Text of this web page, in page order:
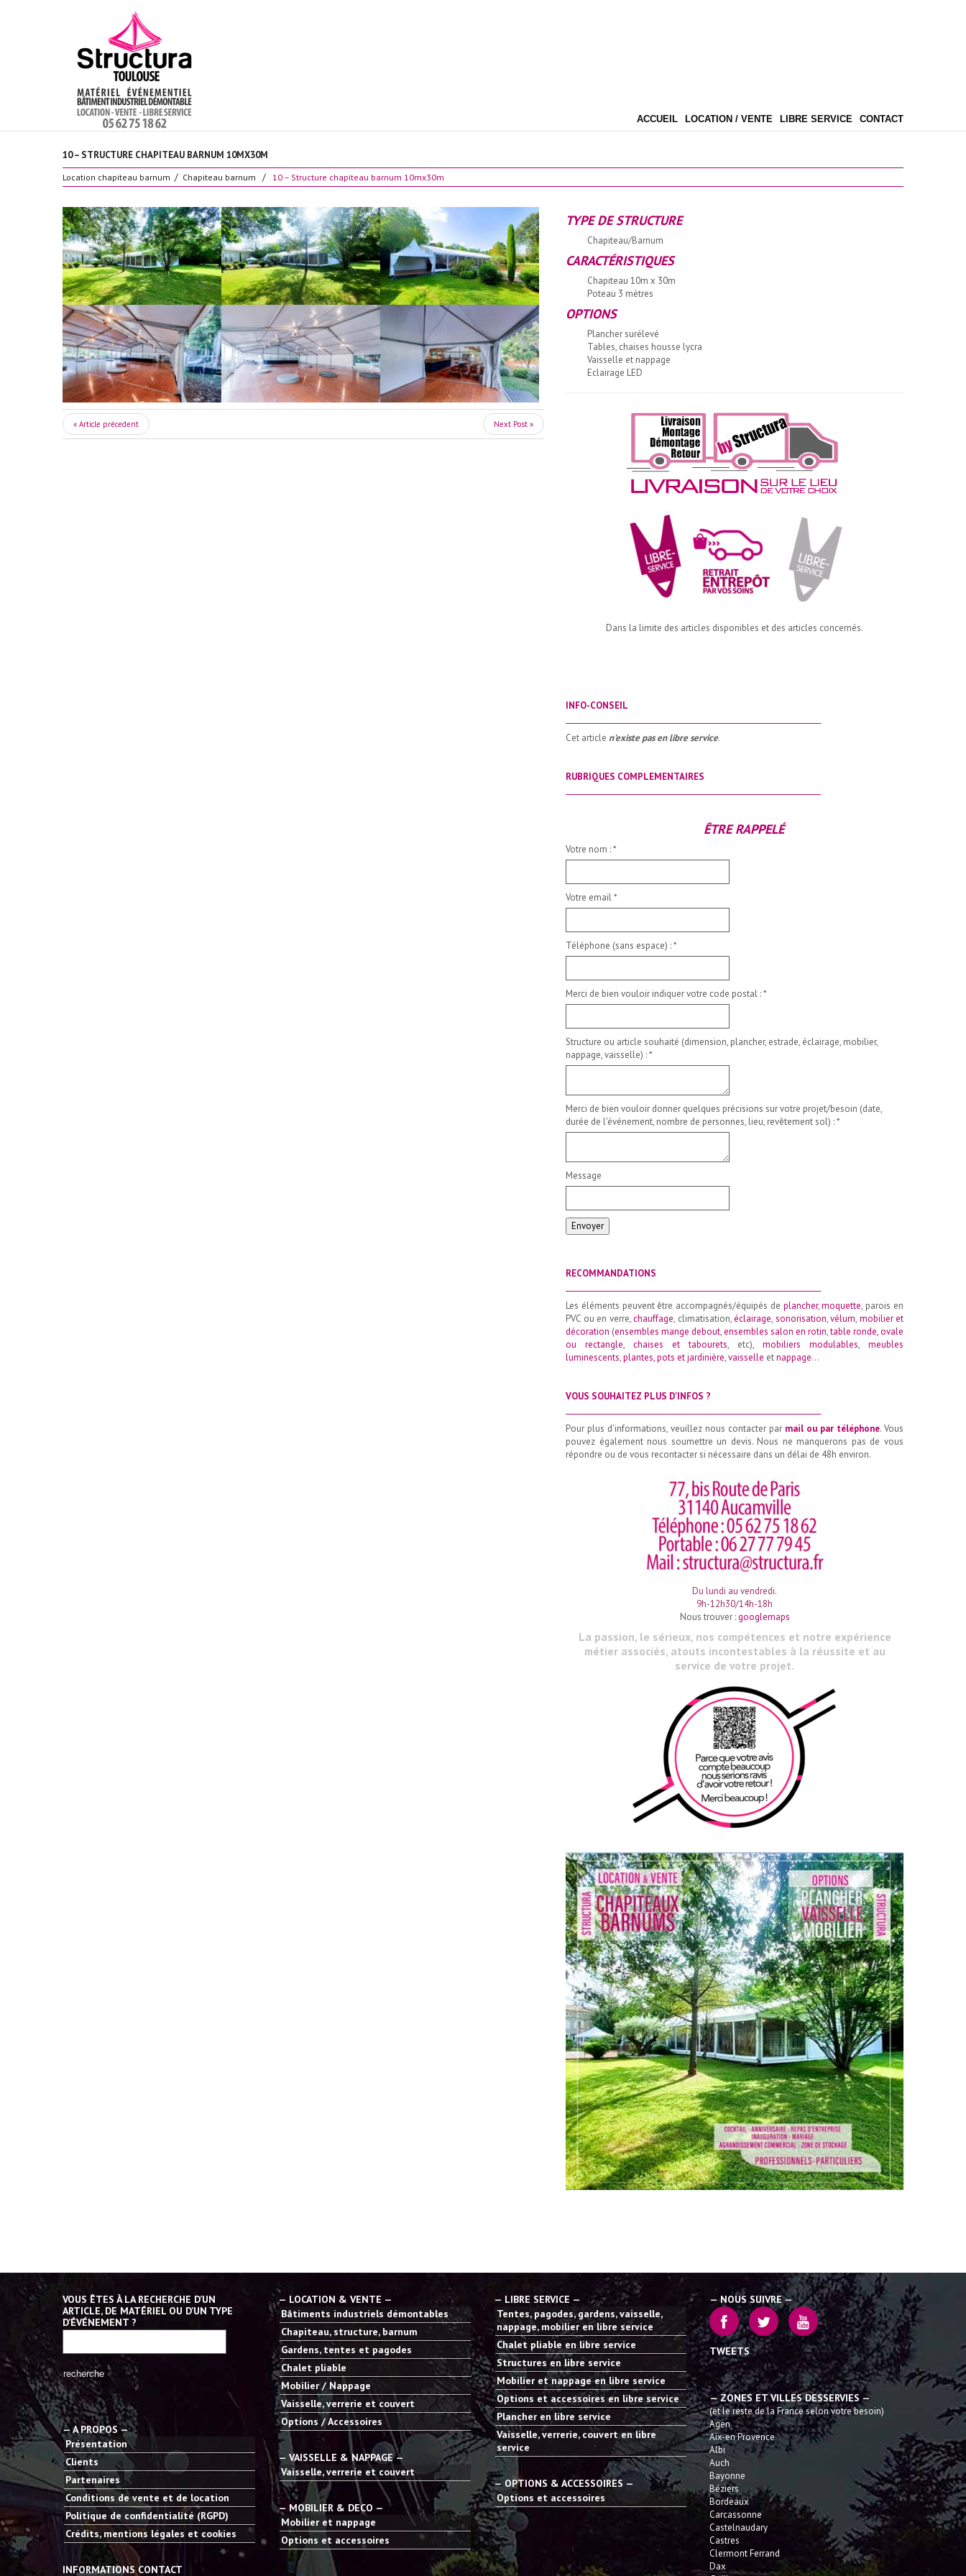
ACCUEIL LOCATION / VENTE LIBRE SERVICE CONTACT
10 – STRUCTURE CHAPITEAU BARNUM 10MX30M
Location chapiteau barnum Chapiteau barnum 10 – Structure chapiteau barnum 10mx30m
« Article précedent Next Post »
TYPE DE STRUCTURE
Chapiteau/Barnum
CARACTÉRISTIQUES
Chapiteau 10m x 30m
Poteau 3 mètres
OPTIONS
Plancher surélevé
Tables, chaises housse lycra
Vaisselle et nappage
Eclairage LED
Dans la limite des articles disponibles et des articles concernés.
INFO-CONSEIL
Cet article n'existe pas en libre service.
RUBRIQUES COMPLEMENTAIRES
ÊTRE RAPPELÉ
Votre nom :*
Votre email*
Téléphone (sans espace) :*
Merci de bien vouloir indiquer votre code postal :*
Structure ou article souhaité (dimension, plancher, estrade, éclairage, mobilier,
nappage, vaisselle) :*
Merci de bien vouloir donner quelques précisions sur votre projet/besoin (date,
durée de l'événement, nombre de personnes, lieu, revêtement sol) :*
Message
Envoyer
RECOMMANDATIONS
Les éléments peuvent être accompagnés/équipés de plancher,moquette, parois en
PVC ou en verre,chauffage, climatisation,éclairage, sonorisation,vélum, mobilier et
décoration (ensembles mange debout,ensembles salon en rotin,table ronde,ovale
ou rectangle, chaises et tabourets, etc), mobiliers modulables, meubles
luminescents,plantes, pots et jardinière,vaisselle etnappage…
VOUS SOUHAITEZ PLUS D'INFOS ?
Pour plus d'informations, veuillez nous contacter par mail ou par téléphone. Vous
pouvez également nous soumettre un devis. Nous ne manquerons pas de vous
répondre ou de vous recontacter si nécessaire dans un délai de 48h environ.
Du lundi au vendredi.
9h-12h30/14h-18h
Nous trouver :googlemaps
La passion, le sérieux, nos compétences et notre expérience
métier associés, atouts incontestables à la réussite et au
service de votre projet.
VOUS ÊTES À LA RECHERCHE D’UN
ARTICLE, DE MATÉRIEL OU D’UN TYPE
D’ÉVÉNEMENT ?
— A PROPOS —
Présentation
Clients
Partenaires
Conditions de vente et de location
Politique de confidentialité (RGPD)
Crédits, mentions légales et cookies
INFORMATIONS CONTACT
— LOCATION & VENTE —
Bâtiments industriels démontables
Chapiteau, structure, barnum
Gardens, tentes et pagodes
Chalet pliable
Mobilier / Nappage
Vaisselle, verrerie et couvert
Options / Accessoires
— VAISSELLE & NAPPAGE —
Vaisselle, verrerie et couvert
— MOBILIER & DECO —
Mobilier et nappage
Options et accessoires
— LIBRE SERVICE —
Tentes, pagodes, gardens, vaisselle,
nappage, mobilier en libre service
Chalet pliable en libre service
Structures en libre service
Mobilier et nappage en libre service
Options et accessoires en libre service
Plancher en libre service
Vaisselle, verrerie, couvert en libre
service
— OPTIONS & ACCESSOIRES —
Options et accessoires
— NOUS SUIVRE —
TWEETS
— ZONES ET VILLES DESSERVIES —
(et le reste de la France selon votre besoin)
Agen
Aix-en Provence
Albi
Auch
Bayonne
Béziers
Bordeaux
Carcassonne
Castelnaudary
Castres
Clermont Ferrand
Dax